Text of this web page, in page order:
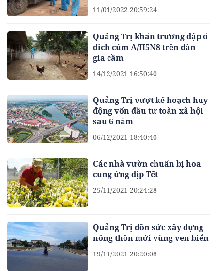
11/01/2022 20:59:24
Quảng Trị khẩn trương dập ổ
dịch cúm A/H5N8 trên đàn
gia cầm
14/12/2021 16:50:40
Quảng Trị vượt kế hoạch huy
động vốn đầu tư toàn xã hội
sau 6 năm
06/12/2021 18:40:40
Các nhà vườn chuẩn bị hoa
cung ứng dịp Tết
25/11/2021 20:24:28
Quảng Trị dồn sức xây dựng
nông thôn mới vùng ven biển
19/11/2021 20:20:08